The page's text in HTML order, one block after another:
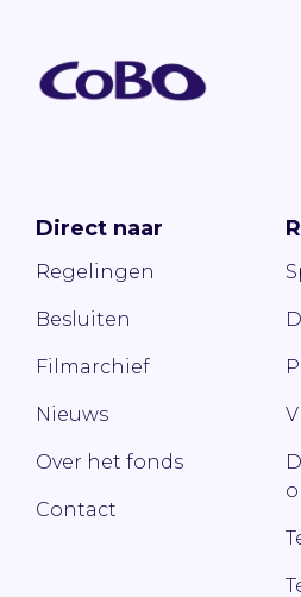
Direct naar
Regelingen
Besluiten
Filmarchief
Nieuws
Over het fonds
Contact